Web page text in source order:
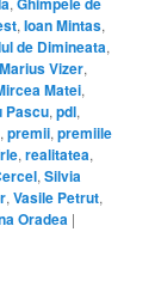
,Ioan Mintas,
de Dimineata,
Marius Vizer,
Matei,
Pascu,pdl,
,premii,premiile
,realitatea,
,Silvia
,Vasile Petrut,
Oradea |